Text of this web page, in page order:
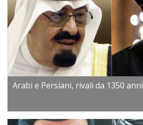
Arabi e Persiani, rivali da 1350 anni